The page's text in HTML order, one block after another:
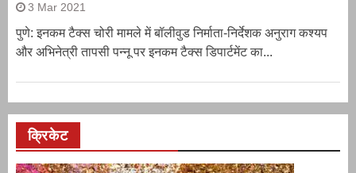
3 Mar 2021
पुणे: इनकम टैक्स चोरी मामले में बॉलीवुड निर्माता-निर्देशक अनुराग कश्यप
और अभिनेत्री तापसी पन्नू पर इनकम टैक्स डिपार्टमेंट का...
क्रिकेट